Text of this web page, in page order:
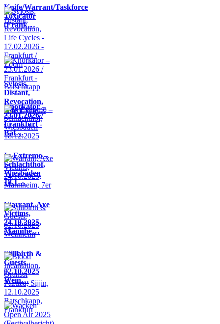
Knife/Warrant/Taskforce
Toxicator
(Frank…
Sylosis,
Distant,
Revocation,
Life Cycle…
Knorkator –
23.01.2026 /
Frankfurt -
Bat…
In Extremo –
Schlachthof,
Wiesbaden
18.1…
Warrant, Axe
Victims,
24.10.2025,
Mannhe…
Stillbirth &
Guests,
02.10.2025
Wein…